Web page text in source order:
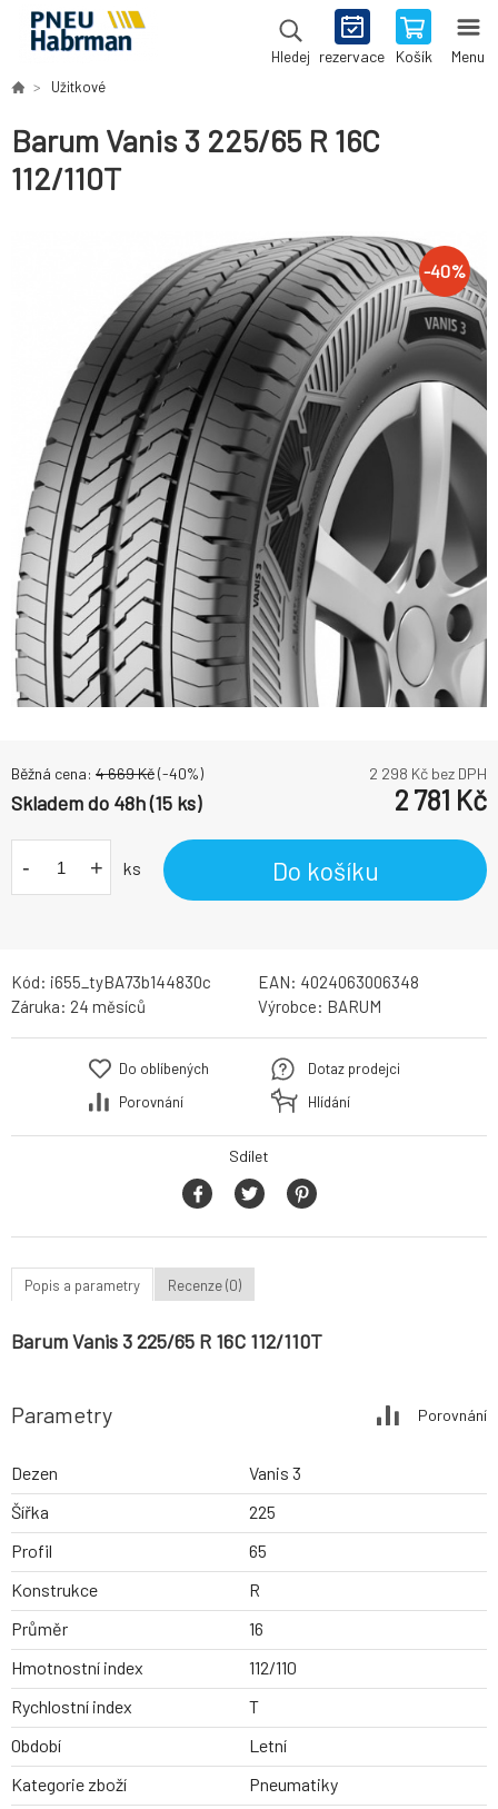
Hledej rezervace Košík Menu
Užitkové
Barum Vanis 3 225/65 R 16C
112/110T
-40%
Běžná cena: 4 669Kč(-40%) 2 298 Kč bez DPH
Skladem do 48h (15 ks) 2 781 Kč
- + ks Do košíku
Kód: i655_tyBA73b144830c EAN: 4024063006348
Záruka: 24 měsíců Výrobce: BARUM
Do oblíbených
Porovnání
Dotaz prodejci
Hlídání
Sdílet
Popis a parametry Recenze (0)
Barum Vanis 3 225/65 R 16C 112/110T
Parametry Porovnání
Dezen
Vanis 3
Šířka
225
Profil
65
Konstrukce
R
Průměr
16
Hmotnostní index
112/110
Rychlostní index
T
Období
Letní
Kategorie zboží
Pneumatiky